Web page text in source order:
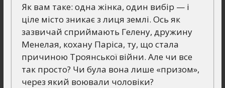
Як вам таке: одна жінка, один вибір — і
ціле місто зникає з лиця землі. Ось як
зазвичай сприймають Гелену, дружину
Менелая, кохану Паріса, ту, що стала
причиною Троянської війни. Але чи все
так просто? Чи була вона лише «призом»,
через який воювали чоловіки?